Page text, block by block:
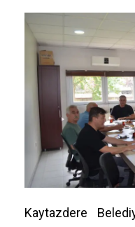
Kaytazdere